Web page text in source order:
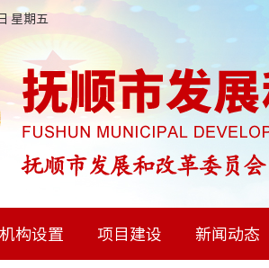
星期五
机构设置 项目建设 新闻动态